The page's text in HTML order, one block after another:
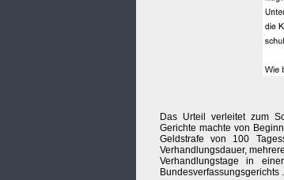
Das Urteil verleitet zum
Gerichte machte von
Geldstrafe von 100
Verhandlungsdauer,
Verhandlungstage in